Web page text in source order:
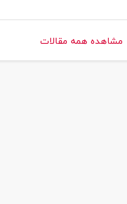
مشاهده همه مقالات